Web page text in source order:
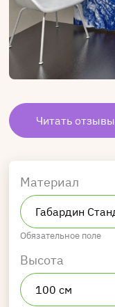
Читать отзывы
Материал
Обязательное поле
Высота